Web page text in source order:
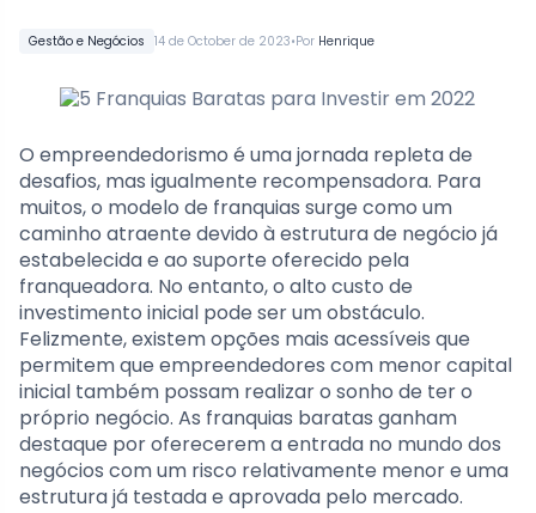
Gestão e Negócios 14 de October de 2023•Por Henrique
O empreendedorismo é uma jornada repleta de
desafios, mas igualmente recompensadora. Para
muitos, o modelo de franquias surge como um
caminho atraente devido à estrutura de negócio já
estabelecida e ao suporte oferecido pela
franqueadora. No entanto, o alto custo de
investimento inicial pode ser um obstáculo.
Felizmente, existem opções mais acessíveis que
permitem que empreendedores com menor capital
inicial também possam realizar o sonho de ter o
próprio negócio. As franquias baratas ganham
destaque por oferecerem a entrada no mundo dos
negócios com um risco relativamente menor e uma
estrutura já testada e aprovada pelo mercado.